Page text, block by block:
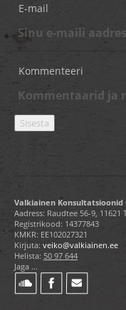
E-mail
Kommenteeri
Valkiainen Konsultatsioonid
Aadress: Raudtee 56-9, 11621
Registrikood: 14377843
KMKR: EE102027321
Kirjuta: veiko@valkiainen.ee
Helista: 50 97 644
Jaga ...